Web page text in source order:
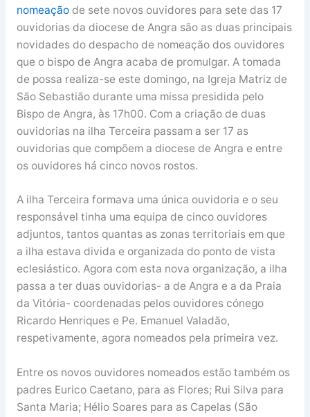
nomeaçãode sete novos ouvidores para sete das 17
ouvidorias da diocese de Angra são as duas principais
novidades do despacho de nomeação dos ouvidores
que o bispo de Angra acaba de promulgar. A tomada
de possa realiza-se este domingo, na Igreja Matriz de
São Sebastião durante uma missa presidida pelo
Bispo de Angra, às 17h00. Com a criação de duas
ouvidorias na ilha Terceira passam a ser 17 as
ouvidorias que compõem a diocese de Angra e entre
os ouvidores há cinco novos rostos.
A ilha Terceira formava uma única ouvidoria e o seu
responsável tinha uma equipa de cinco ouvidores
adjuntos, tantos quantas as zonas territoriais em que
a ilha estava divida e organizada do ponto de vista
eclesiástico. Agora com esta nova organização, a ilha
passa a ter duas ouvidorias- a de Angra e a da Praia
da Vitória- coordenadas pelos ouvidores cónego
Ricardo Henriques e Pe. Emanuel Valadão,
respetivamente, agora nomeados pela primeira vez.
Entre os novos ouvidores nomeados estão também os
padres Eurico Caetano, para as Flores; Rui Silva para
Santa Maria; Hélio Soares para as Capelas (São